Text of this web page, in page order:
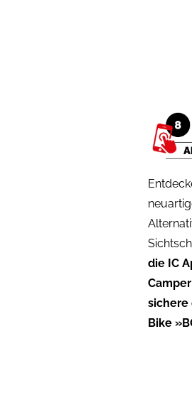
die IC
sichere
Bike